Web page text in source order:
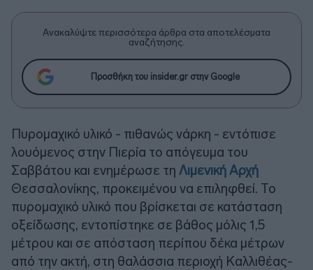
Ανακαλύψτε περισσότερα άρθρα στα αποτελέσματα
αναζήτησης.
Προσθήκη του insider.gr στην Google
Πυρομαχικό υλικό - πιθανώς νάρκη - εντόπισε
λουόμενος στην Πιερία το απόγευμα του
Σαββάτου και ενημέρωσε τη Λιμενική Αρχή
Θεσσαλονίκης, προκειμένου να επιληφθεί. Το
πυρομαχικό υλικό που βρίσκεται σε κατάσταση
οξείδωσης, εντοπίστηκε σε βάθος μόλις 1,5
μέτρου και σε απόσταση περίπου δέκα μέτρων
από την ακτή, στη θαλάσσια περιοχή Καλλιθέας-